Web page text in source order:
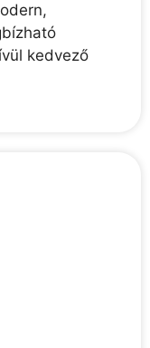
kedvező